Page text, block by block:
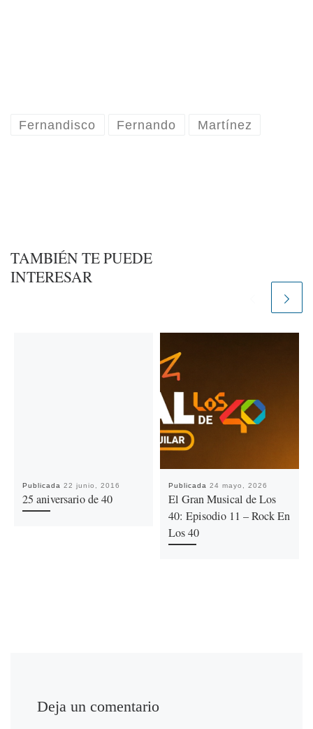
Fernandisco Fernando Martínez
TAMBIÉN TE PUEDE
INTERESAR
Publicada 22 junio, 2016
25 aniversario de 40
Publicada 24 mayo, 2026
El Gran Musical de Los
40: Episodio 11 – Rock En
Los 40
Deja un comentario